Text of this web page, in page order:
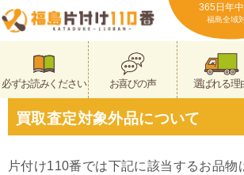
365日年
福島全域
必ずお読みください お喜びの声 選ばれる理
買取査定対象外品について
片付け110番では下記に該当するお品物